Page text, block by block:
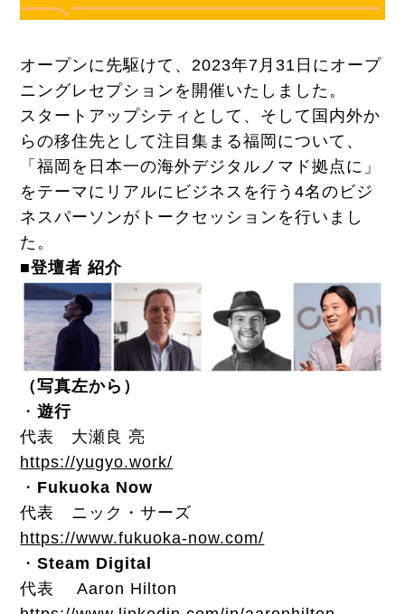
オープンに先駆けて、2023年7月31日にオープ
ニングレセプションを開催いたしました。
スタートアップシティとして、そして国内外か
らの移住先として注目集まる福岡について、
「福岡を日本一の海外デジタルノマド拠点に」
をテーマにリアルにビジネスを行う4名のビジ
ネスパーソンがトークセッションを行いまし
た。
■登壇者 紹介
（写真左から）
・遊行
代表 大瀬良 亮
https://yugyo.work/
・ Fukuoka Now
代表 ニック・サーズ
https://www.fukuoka-now.com/
・Steam Digital
代表 Aaron Hilton